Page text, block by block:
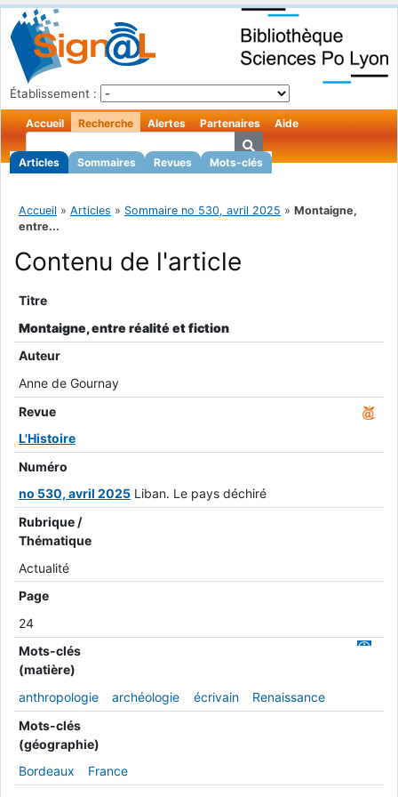
Établissement :
Accueil Recherche
Articles Sommaires Revues Mots-clés
Alertes Partenaires Aide
Accueil » Articles » Sommaire no 530, avril 2025 » Montaigne,
entre...
Contenu de l'article
Titre
Montaigne, entre réalité et fiction
Auteur
Anne de Gournay
Revue
L'Histoire
Numéro
no 530, avril 2025 Liban. Le pays déchiré
Rubrique /
Thématique
Actualité
Page
24
Mots-clés
(matière)
anthropologie
archéologie écrivain
Renaissance
Mots-clés
(géographie)
Bordeaux
France